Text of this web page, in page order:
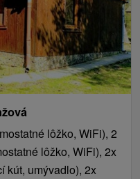
(krb / kachle,
kuchyňa (plynový
rýchlovarná kanvica,
lôžko, WiFi), 2
lôžko, WiFi), 2x
kút, umývadlo), 2x